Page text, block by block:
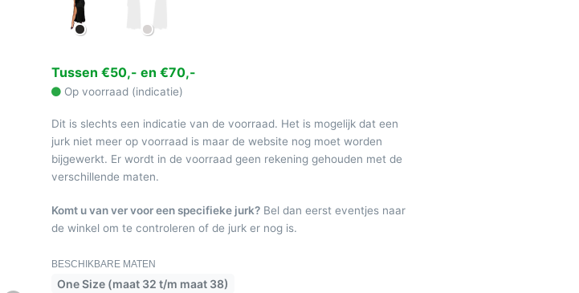
Tussen €50,- en €70,-
Op voorraad (indicatie)
Dit is slechts een indicatie van de voorraad. Het is mogelijk dat een
jurk niet meer op voorraad is maar de website nog moet worden
bijgewerkt. Er wordt in de voorraad geen rekening gehouden met de
verschillende maten.
Komt u van ver voor een specifieke jurk? Bel dan eerst eventjes naar
de winkel om te controleren of de jurk er nog is.
BESCHIKBARE MATEN
One Size (maat 32 t/m maat 38)